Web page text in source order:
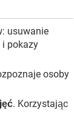
usuwanie
i pokazy
osoby
. Korzystając